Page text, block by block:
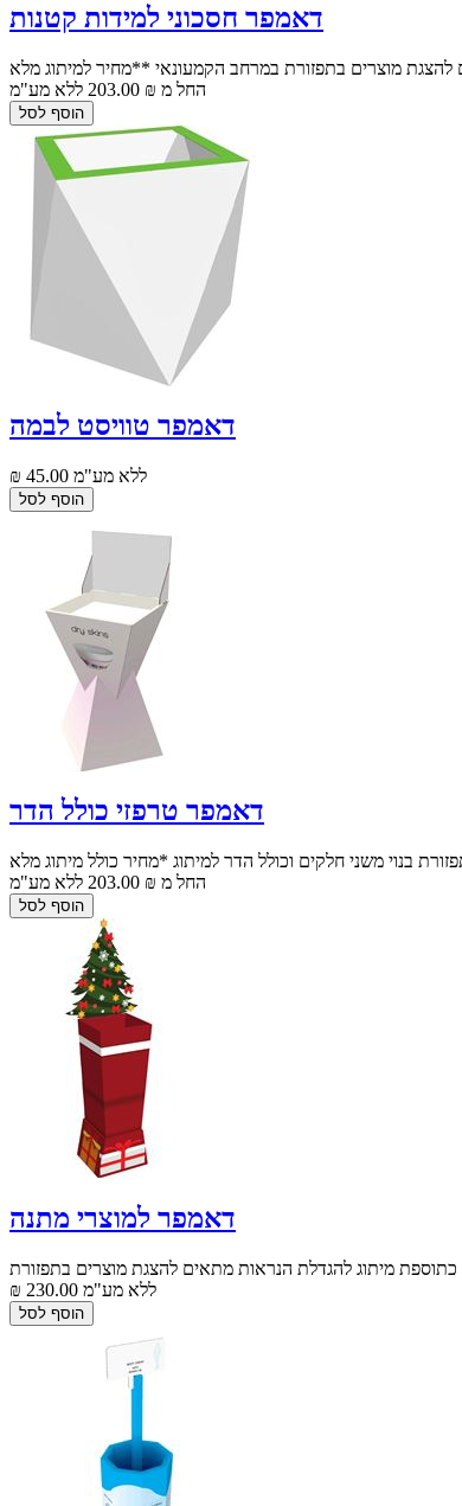
דאמפר חסכוני למידות קטנות
החל מ ₪ 203.00 ללא מע"מ
דאמפר טוויסט לבמה
₪ 45.00 ללא מע"מ
דאמפר טרפזי כולל הדר
החל מ ₪ 203.00 ללא מע"מ
דאמפר למוצרי מתנה
מיתוג להגדלת הנראות מתאים להצגת מוצרים בתפזורת
₪ 230.00 ללא מע"מ